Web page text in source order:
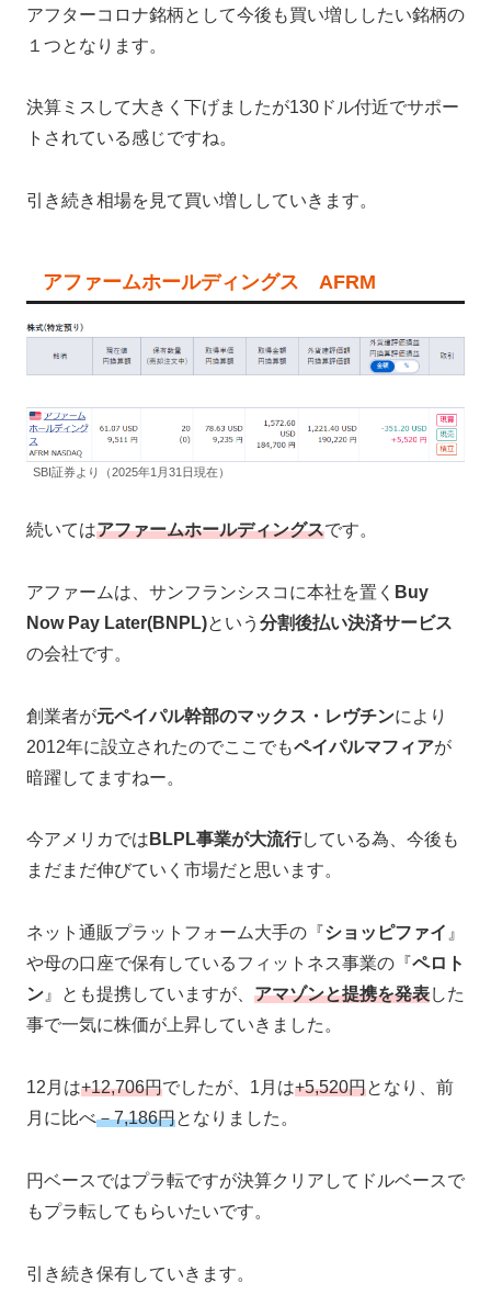
アフターコロナ銘柄として今後も買い増ししたい銘柄の
１つとなります。
決算ミスして大きく下げましたが130ドル付近でサポー
トされている感じですね。
引き続き相場を見て買い増ししていきます。
アファームホールディングス AFRM
SBI証券より（2025年1月31日現在）
続いてはアファームホールディングスです。
アファームは、サンフランシスコに本社を置く Buy
Now Pay Later(BNPL)という 分割後払い決済サービス
の会社です。
創業者が元ペイパル幹部のマックス・レヴチンにより
2012年に設立されたのでここでもペイパルマフィアが
暗躍してますねー。
今アメリカでは BLPL事業が大流行している為、今後も
まだまだ伸びていく市場だと思います。
ネット通販プラットフォーム大手の『ショッピファイ 』
や母の口座で保有しているフィットネス事業の『ペロト
ン 』とも提携していますが、 アマゾンと提携を発表した
事で一気に株価が上昇していきました。
12月は+12,706円でしたが、1月は+5,520円となり、前
月に比べ－7,186円となりました。
円ベースではプラ転ですが決算クリアしてドルベースで
もプラ転してもらいたいです。
引き続き保有していきます。